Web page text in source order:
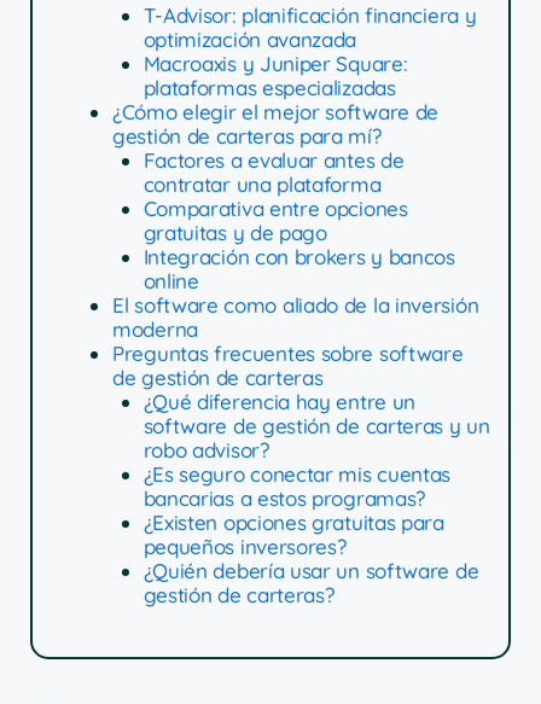
T-Advisor: planificación financiera y
optimización avanzada
Macroaxis y Juniper Square:
plataformas especializadas
¿Cómo elegir el mejor software de
gestión de carteras para mí?
Factores a evaluar antes de
contratar una plataforma
Comparativa entre opciones
gratuitas y de pago
Integración con brokers y bancos
online
El software como aliado de la inversión
moderna
Preguntas frecuentes sobre software
de gestión de carteras
¿Qué diferencia hay entre un
software de gestión de carteras y un
robo advisor?
¿Es seguro conectar mis cuentas
bancarias a estos programas?
¿Existen opciones gratuitas para
pequeños inversores?
¿Quién debería usar un software de
gestión de carteras?